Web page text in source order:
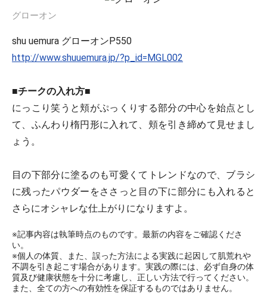
グローオン
shu uemura グローオンP550
http://www.shuuemura.jp/?p_id=MGL002
■チークの入れ方■
にっこり笑うと頬がぷっくりする部分の中心を始点とし
て、ふんわり楕円形に入れて、頬を引き締めて見せまし
ょう。
目の下部分に塗るのも可愛くてトレンドなので、ブラシ
に残ったパウダーをささっと目の下に部分にも入れると
さらにオシャレな仕上がりになりますよ。
※記事内容は執筆時点のものです。最新の内容をご確認くださ
い。
※個人の体質、また、誤った方法による実践に起因して肌荒れや
不調を引き起こす場合があります。実践の際には、必ず自身の体
質及び健康状態を十分に考慮し、正しい方法で行ってください。
また、全ての方への有効性を保証するものではありません。